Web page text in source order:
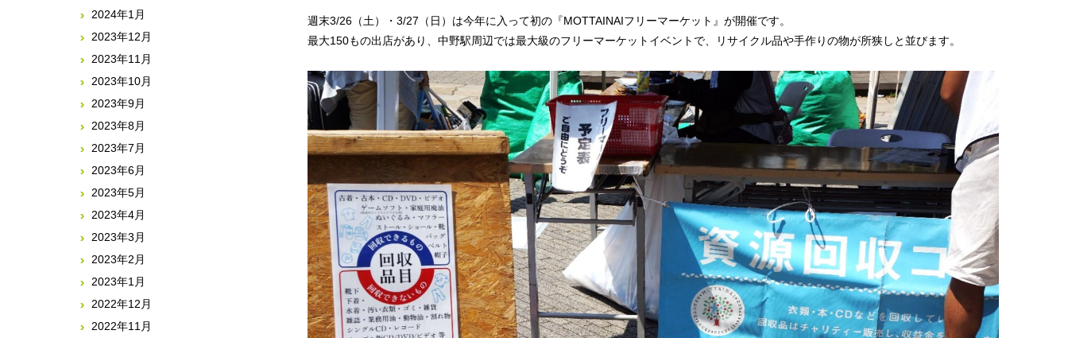
週末3/26（土）・3/27（日）は今年に入って初の『MOTTAINAIフリーマーケット』が開催です。
最大150もの出店があり、中野駅周辺では最大級のフリーマーケットイベントで、リサイクル品や手作りの物が所狭しと並びます。
2024年1月
2023年12月
2023年11月
2023年10月
2023年9月
2023年8月
2023年7月
2023年6月
2023年5月
2023年4月
2023年3月
2023年2月
2023年1月
2022年12月
2022年11月